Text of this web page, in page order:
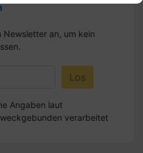
Newsletter an, um kein
Angaben laut
verarbeitet